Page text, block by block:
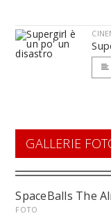
GALLERIE
SpaceBalls The
FOTO